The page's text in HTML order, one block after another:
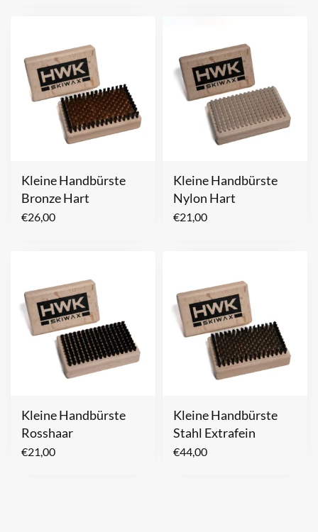
Kleine Handbürste
Bronze Hart
€26,00
Kleine Handbürste
Nylon Hart
€21,00
Kleine Handbürste
Rosshaar
€21,00
Kleine Handbürste
Stahl Extrafein
€44,00